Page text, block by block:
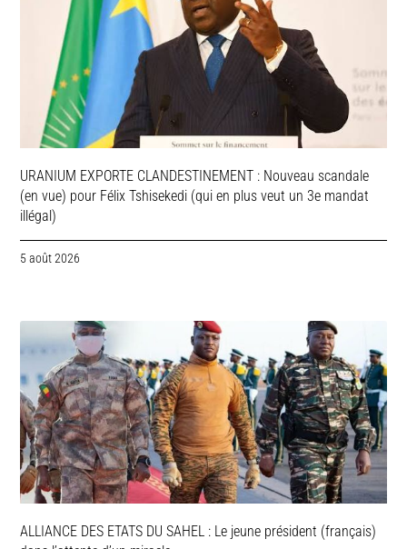
URANIUM EXPORTE CLANDESTINEMENT : Nouveau scandale
(en vue) pour Félix Tshisekedi (qui en plus veut un 3e mandat
illégal)
5 août 2026
ALLIANCE DES ETATS DU SAHEL : Le jeune président (français)